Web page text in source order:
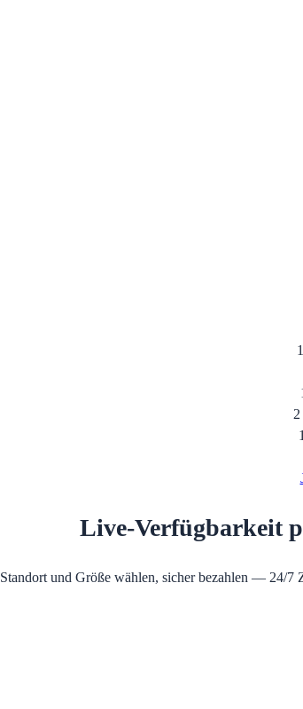
Live-Verfügbarkeit
Standort und Größe wählen, sicher bezahlen — 24/7